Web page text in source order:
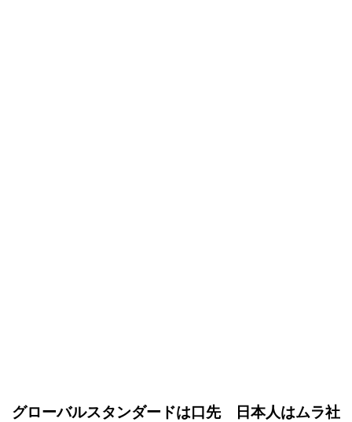
グローバルスタンダードは口先 日本人はムラ社